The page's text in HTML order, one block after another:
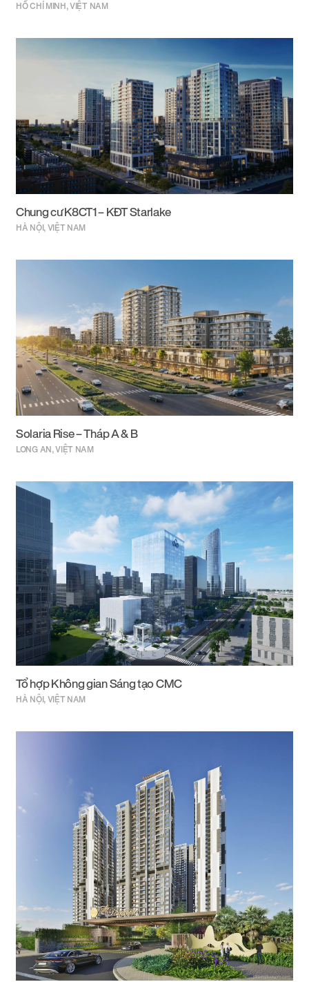
HỒ CHÍ MINH, VIỆT NAM
Chung cư K8CT1 – KĐT Starlake
HÀ NỘI, VIỆT NAM
Solaria Rise – Tháp A & B
LONG AN, VIỆT NAM
Tổ hợp Không gian Sáng tạo CMC
HÀ NỘI, VIỆT NAM